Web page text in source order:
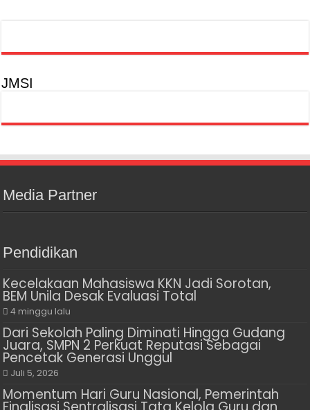
JMSI
Media Partner
Pendidikan
Kecelakaan Mahasiswa KKN Jadi Sorotan,
BEM Unila Desak Evaluasi Total
4 minggu lalu
Dari Sekolah Paling Diminati Hingga Gudang
Juara, SMPN 2 Perkuat Reputasi Sebagai
Pencetak Generasi Unggul
Juli 5, 2026
Momentum Hari Guru Nasional, Pemerintah